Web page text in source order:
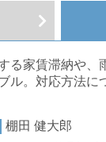
る家賃滞納や、
ル。対応方法に
棚田 健大郎